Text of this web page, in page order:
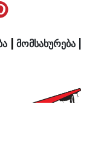
მომსახურება